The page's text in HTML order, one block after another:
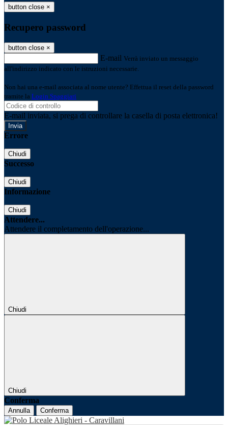
button close ×
Recupero password
button close ×
E-mail Verrà inviato un messaggio
all'indirizzo indicato con le istruzioni necessarie.
Non hai una e-mail associata al nome utente? Effettua il reset della password
tramite la Login Spaggiari
E-mail inviata, si prega di controllare la casella di posta elettronica!
Errore
Chiudi
Successo
Chiudi
Informazione
Chiudi
Attendere...
Attendere il completamento dell'operazione...
Chiudi
Chiudi
Conferma
Annulla Conferma